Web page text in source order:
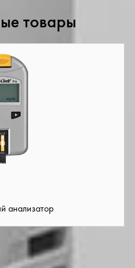
товары
анализатор